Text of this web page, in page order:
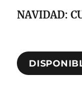
NAVIDAD: